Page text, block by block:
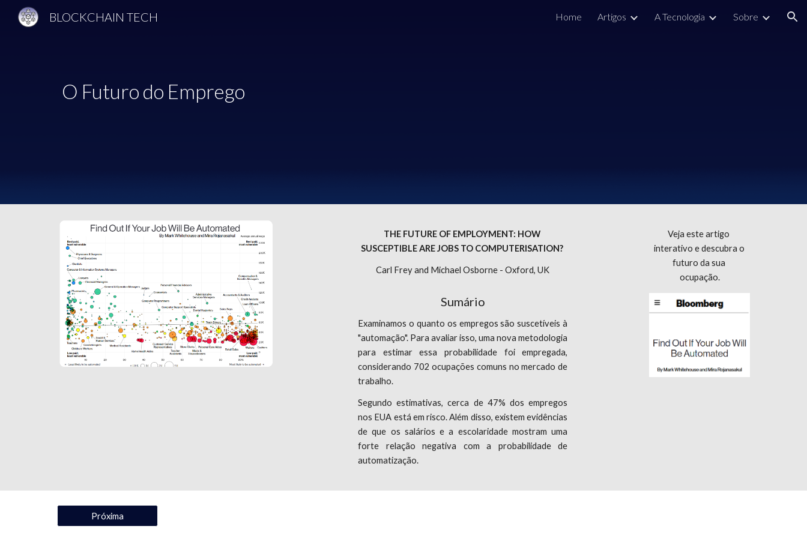
BLOCKCHAIN TECH Home Artigos A Tecnologia Sobre
O Futuro do Emprego
THE FUTURE OF EMPLOYMENT: HOW
SUSCEPTIBLE ARE JOBS TO COMPUTERISATION?
Carl Frey and Michael Osborne - Oxford, UK
Sumário
Examinamos o quanto os empregos são suscetíveis à
"automação". Para avaliar isso, uma nova metodologia
para estimar essa probabilidade foi empregada,
considerando 702 ocupações comuns no mercado de
trabalho.
Segundo estimativas, cerca de 47% dos empregos
nos EUA está em risco. Além disso, existem evidências
de que os salários e a escolaridade mostram uma
forte relação negativa com a probabilidade de
automatização.
Veja este artigo
interativo e descubra o
futuro da sua
ocupação.
Próxima